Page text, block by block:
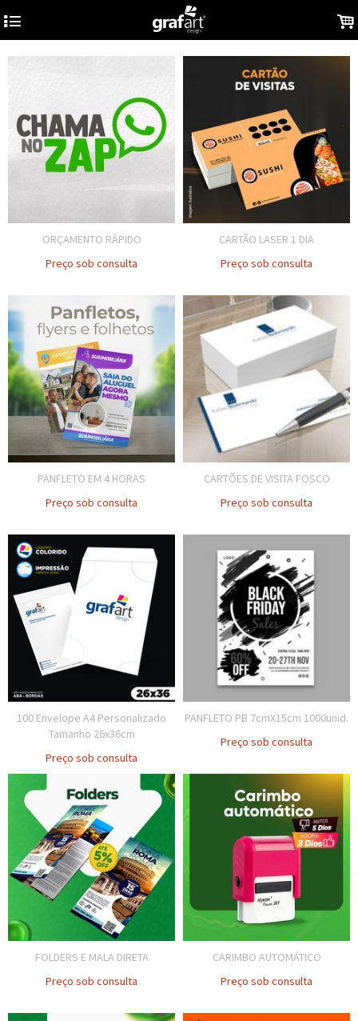
4 .
ORÇAMENTO RÁPIDO
Preço sob consulta
CARTÃO LASER 1 DIA
Preço sob consulta
PANFLETO EM 4 HORAS
Preço sob consulta
CARTÕES DE VISITA FOSCO
Preço sob consulta
100 Envelope A4 Personalizado
Tamanho 26x36cm
Preço sob consulta
PANFLETO PB 7cmX15cm 1000unid.
Preço sob consulta
FOLDERS E MALA DIRETA
Preço sob consulta
CARIMBO AUTOMÁTICO
Preço sob consulta